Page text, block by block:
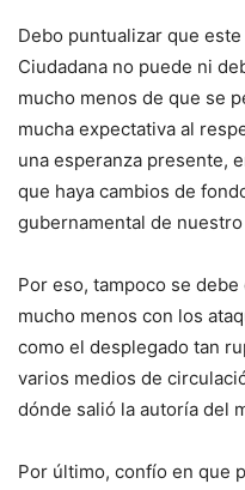
Debo puntualizar que
Ciudadana no puede ni
mucho menos de que se
mucha expectativa al
una esperanza presente,
que haya cambios de
gubernamental de
Por eso, tampoco se
mucho menos con los
como el desplegado tan
varios medios de
dónde salió la autoría del
Por último, confío en que